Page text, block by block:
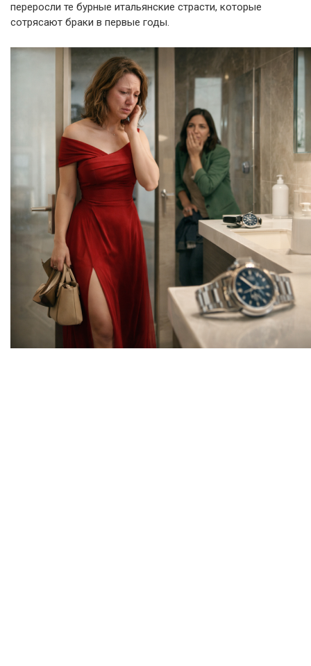
переросли те бурные итальянские страсти, которые
сотрясают браки в первые годы.